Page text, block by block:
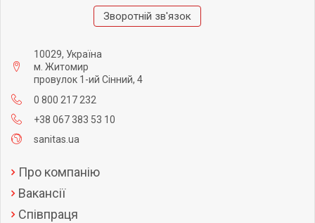
Зворотній зв'язок
10029, Україна
м. Житомир
провулок 1-ий Сінний, 4
0 800 217 232
+38 067 383 53 10
sanitas.ua
Про компанію
Вакансії
Співпраця